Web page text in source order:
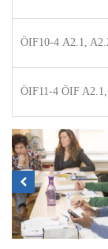
ÖIF10-4 A2.1,
ÖIF11-4 ÖIF